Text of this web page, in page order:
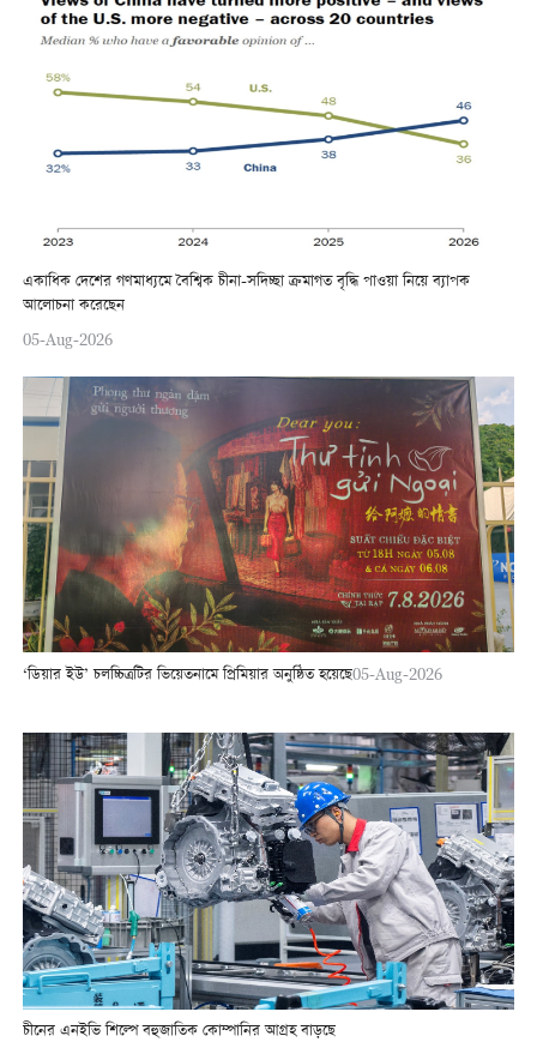
একাধিক দেশের গণমাধ্যমে বৈশ্বিক চীনা-সদিচ্ছা ক্রমাগত বৃদ্ধি পাওয়া নিয়ে ব্যাপক
আলোচনা করেছেন
05-Aug-2026
‘ডিয়ার ইউ’ চলচ্চিত্রটির ভিয়েতনামে প্রিমিয়ার অনুষ্ঠিত হয়েছে05-Aug-2026
চীনের এনইভি শিল্পে বহুজাতিক কোম্পানির আগ্রহ বাড়ছে